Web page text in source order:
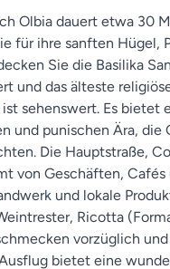
Olbia dauert etwa 30
für ihre sanften Hügel,
Sie die Basilika
und das älteste
sehenswert. Es bietet
und punischen Ära, die
Die Hauptstraße,
von Geschäften,
und lokale
Ricotta
vorzüglich
bietet eine